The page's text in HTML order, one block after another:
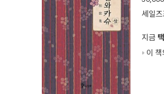
세일
지금
이